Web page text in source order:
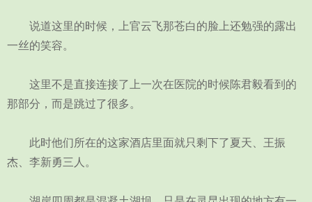
说道这里的时候，上官云飞那苍白的脸上还勉强的露出
一丝的笑容。
这里不是直接连接了上一次在医院的时候陈君毅看到的
那部分，而是跳过了很多。
此时他们所在的这家酒店里面就只剩下了夏天、王振
杰、李新勇三人。